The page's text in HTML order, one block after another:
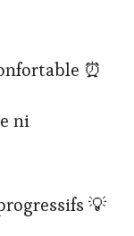
⏰
ni
💡